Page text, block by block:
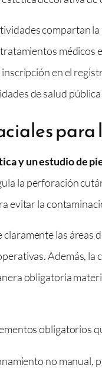
compartan
médicos
en el
de salud
y un estudio de
la perforación
evitar la
las áreas
Además,
obligatoria
obligatorios
no manual,